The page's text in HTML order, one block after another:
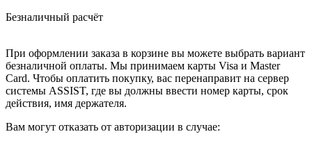
Безналичный расчёт
При оформлении заказа в корзине вы можете выбрать вариант
безналичной оплаты. Мы принимаем карты Visa и Master
Card. Чтобы оплатить покупку, вас перенаправит на сервер
системы ASSIST, где вы должны ввести номер карты, срок
действия, имя держателя.
Вам могут отказать от авторизации в случае: